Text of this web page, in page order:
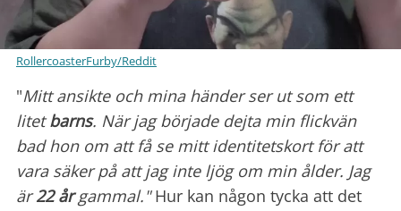
RollercoasterFurby/Reddit
"Mitt ansikte och mina händer ser ut som ett
litetbarns. När jag började dejta min flickvän
bad hon om att få se mitt identitetskort för att
vara säker på att jag inte ljög om min ålder. Jag
är22 årgammal."Hur kan någon tycka att det